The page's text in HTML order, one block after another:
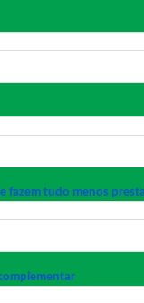
fazem tudo menos